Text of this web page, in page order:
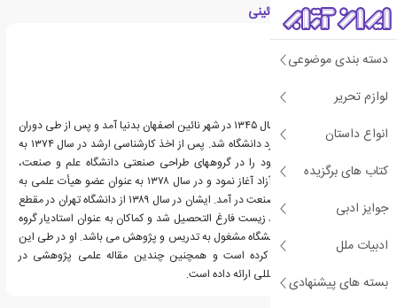
دسته بندی موضوعی
لوازم تحریر
انواع داستان
کتاب های برگزیده
جوایز ادبی
ادبیات ملل
بسته های پیشنهادی
درباره حسن صادقی نائینی
حسن صادقی نائینی در سال ۱۳۴۵ در شهر نائین اصفهان بدنیا آمد و پس از طی دوران
متوسطه در سال ۱۳۶۶ وارد دانشگاه شد. پس از اخذ کارشناسی ارشد در سال ۱۳۷۴ به
عنوان مدرس، فعالیت خود را در گروههای طراحی صنعتی دانشگاه علم و صنعت،
دانشگاه تهران و دانشگاه آزاد آغاز نمود و در سال ۱۳۷۸ به عنوان عضو هیأت علمی به
استخدام دانشگاه علم و صنعت در آمد. ایشان در سال ۱۳۸۹ از دانشگاه تهران در مقطع
دکترای برنامه ریزی محیط زیست فارغ التحصیل شد و کماکان به عنوان استادیار گروه
طراحی صنعتی در این دانشگاه مشغول به تدریس و پژوهش می باشد. او در طی این
دوران چند کتاب منتشر کرده است و همچنین چندین مقاله علمی پژوهشی در
کنفرانسهای ملی و بین المللی ارائه داده است.